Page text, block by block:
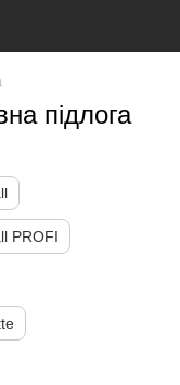
підлога
PROFI